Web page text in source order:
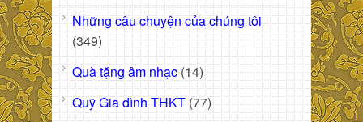
Những câu chuyện của chúng tôi
(349)
Quà tặng âm nhạc (14)
Quỹ Gia đình THKT (77)